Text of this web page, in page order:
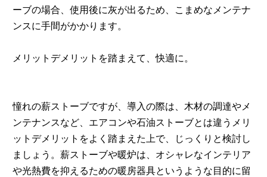
ーブの場合、使用後に灰が出るため、こまめなメンテナ
ンスに手間がかかります。
メリットデメリットを踏まえて、快適に。
憧れの薪ストーブですが、導入の際は、木材の調達やメ
ンテナンスなど、エアコンや石油ストーブとは違うメリ
ットデメリットをよく踏まえた上で、じっくりと検討し
ましょう。薪ストーブや暖炉は、オシャレなインテリア
や光熱費を抑えるための暖房器具というような目的に留